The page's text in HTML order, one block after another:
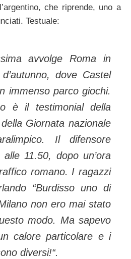
che riprende, uno a
Testuale:
avvolge Roma in
dove Castel
immenso parco giochi.
è il testimonial della
Giornata nazionale
Il difensore
11.50, dopo un’ora
romano. I ragazzi
“Burdisso uno di
non ero mai stato
modo. Ma sapevo
calore particolare e i
diversi!“.